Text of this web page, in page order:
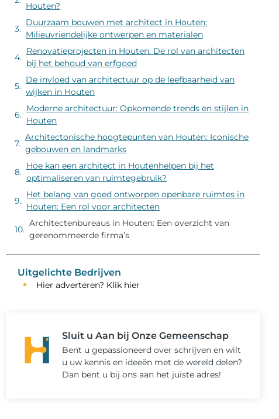
Houten?
Duurzaam bouwen met architect in Houten:
Milieuvriendelijke ontwerpen en materialen
Renovatieprojecten in Houten: De rol van architecten
bij het behoud van erfgoed
De invloed van architectuur op de leefbaarheid van
wijken in Houten
Moderne architectuur: Opkomende trends en stijlen in
Houten
Architectonische hoogtepunten van Houten: Iconische
gebouwen en landmarks
Hoe kan een architect in Houtenhelpen bij het
optimaliseren van ruimtegebruik?
Het belang van goed ontworpen openbare ruimtes in
Houten: Een rol voor architecten
Architectenbureaus in Houten: Een overzicht van
gerenommeerde firma’s
Uitgelichte Bedrijven
Hier adverteren? Klik hier
Sluit u Aan bij Onze Gemeenschap
Bent u gepassioneerd over schrijven en wilt
u uw kennis en ideeën met de wereld delen?
Dan bent u bij ons aan het juiste adres!